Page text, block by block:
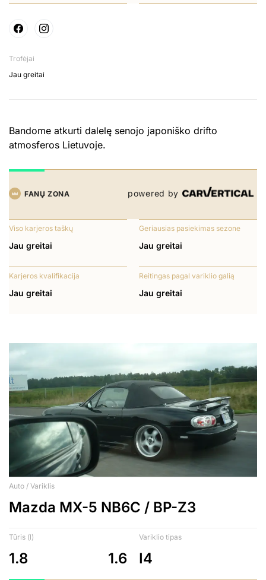
Trofėjai
Jau greitai
Bandome atkurti dalelę senojo japoniško drifto
atmosferos Lietuvoje.
FANŲ ZONA powered by
Viso karjeros taškų
Jau greitai
Geriausias pasiekimas sezone
Jau greitai
Karjeros kvalifikacija
Jau greitai
Reitingas pagal variklio galią
Jau greitai
Auto / Variklis
Mazda MX-5 NB6C / BP-Z3
Tūris (l)
1.8 1.6
Variklio tipas
I4